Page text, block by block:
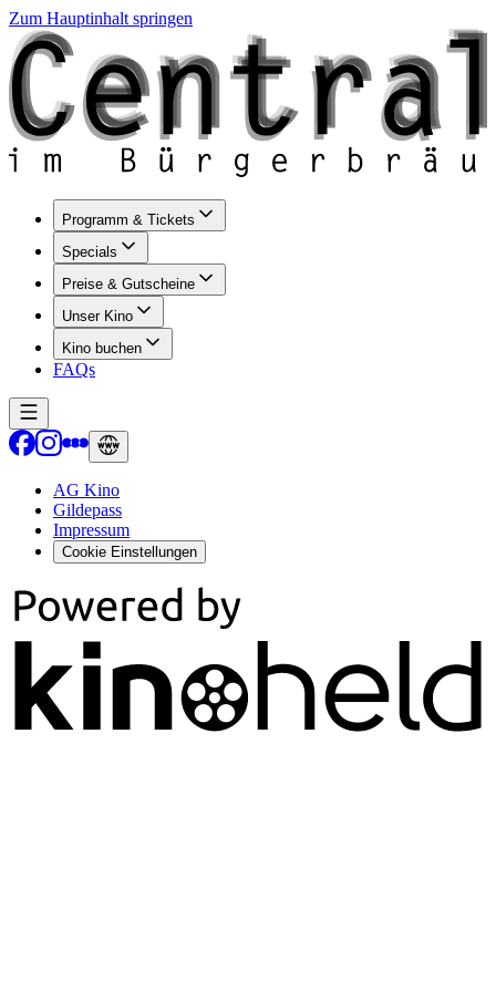
Zum Hauptinhalt springen
Programm & Tickets
Specials
Preise & Gutscheine
Unser Kino
Kino buchen
FAQs
AG Kino
Gildepass
Impressum
Cookie Einstellungen